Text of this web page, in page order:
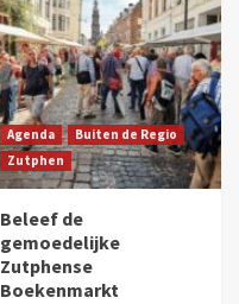
Agenda
Buiten de Regio
Zutphen
Beleef de
gemoedelijke
Zutphense
Boekenmarkt